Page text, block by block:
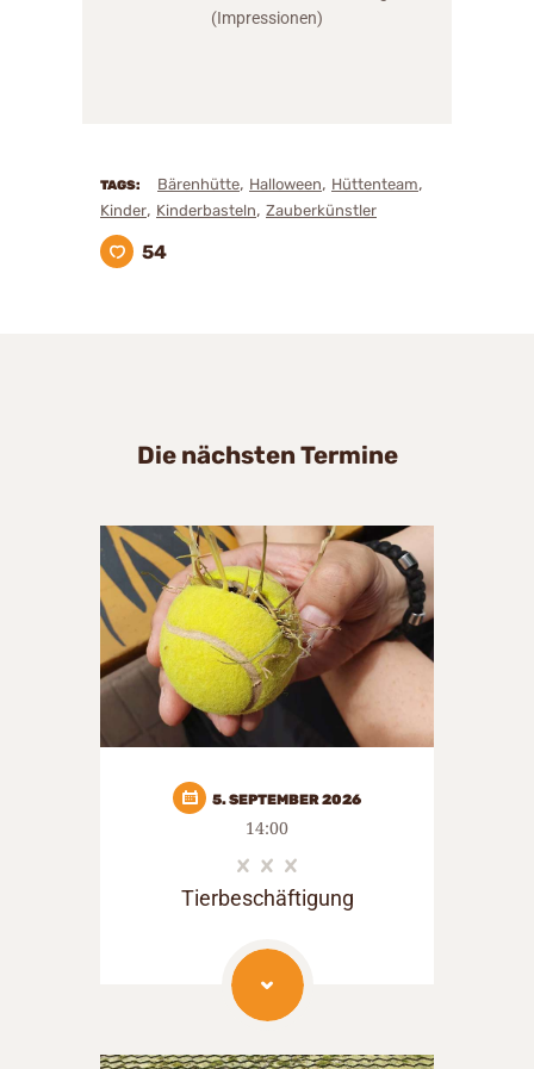
(Impressionen)
TAGS: Bärenhütte, Halloween, Hüttenteam,
Kinder, Kinderbasteln, Zauberkünstler
54
Die nächsten Termine
5. SEPTEMBER 2026
14:00
Tierbeschäftigung